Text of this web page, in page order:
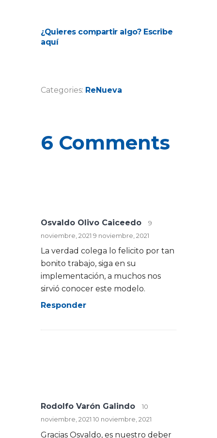
¿Quieres compartir algo? Escribe
aquí
Categories: ReNueva
6 Comments
Osvaldo Olivo Caiceedo
9
noviembre, 2021 9 noviembre, 2021
La verdad colega lo felicito por tan
bonito trabajo, siga en su
implementación, a muchos nos
sirvió conocer este modelo.
Responder
Rodolfo Varón Galindo
10
noviembre, 2021 10 noviembre, 2021
Gracias Osvaldo, es nuestro deber